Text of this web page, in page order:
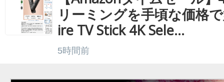
リーミングを手頃な価格
ire TV Stick 4K Sele...
5時間前